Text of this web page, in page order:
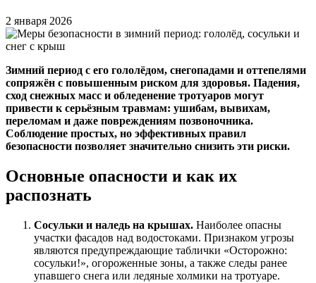
2 января 2026
Зимний период с его гололёдом, снегопадами и оттепелями
сопряжён с повышенным риском для здоровья. Падения,
сход снежных масс и обледенение тротуаров могут
привести к серьёзным травмам: ушибам, вывихам,
переломам и даже повреждениям позвоночника.
Соблюдение простых, но эффективных правил
безопасности позволяет значительно снизить эти риски.
Основные опасности и как их
распознать
Сосульки и наледь на крышах. Наиболее опасны
участки фасадов над водостоками. Признаком угрозы
являются предупреждающие таблички «Осторожно:
сосульки!», огороженные зоны, а также следы ранее
упавшего снега или ледяные холмики на тротуаре.